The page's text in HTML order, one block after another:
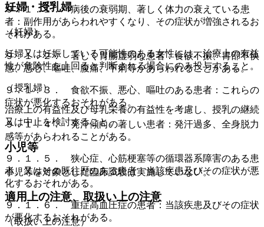
妊婦・授乳婦
（妊婦）
妊婦又は妊娠している可能性のある女性には、治療上の有益
性が危険性を上回ると判断される場合にのみ投与すること。
（授乳婦）
治療上の有益性及び母乳栄養の有益性を考慮し、授乳の継続
又は中止を検討すること。
小児等
小児等を対象とした臨床試験は実施していない。
適用上の注意、取扱い上の注意
（取扱い上の注意）
９．１．１． 病後の衰弱期、著しく体力の衰えている患
者：副作用があらわれやすくなり、その症状が増強されるお
それがある。
９．１．２． 著しく胃腸虚弱な患者：食欲不振、胃部不快
感、悪心、嘔吐、腹痛、下痢等があらわれることがある。
９．１．３． 食欲不振、悪心、嘔吐のある患者：これらの
症状が悪化するおそれがある。
９．１．４． 発汗傾向の著しい患者：発汗過多、全身脱力
感等があらわれることがある。
９．１．５． 狭心症、心筋梗塞等の循環器系障害のある患
者、又はその既往歴のある患者：当該疾患及びその症状が悪
化するおそれがある。
９．１．６． 重症高血圧症の患者：当該疾患及びその症状
が悪化するおそれがある。